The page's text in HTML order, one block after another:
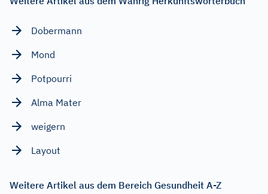
Dobermann
Mond
Potpourri
Alma Mater
weigern
Layout
Weitere Artikel aus dem Bereich Gesundheit A-Z